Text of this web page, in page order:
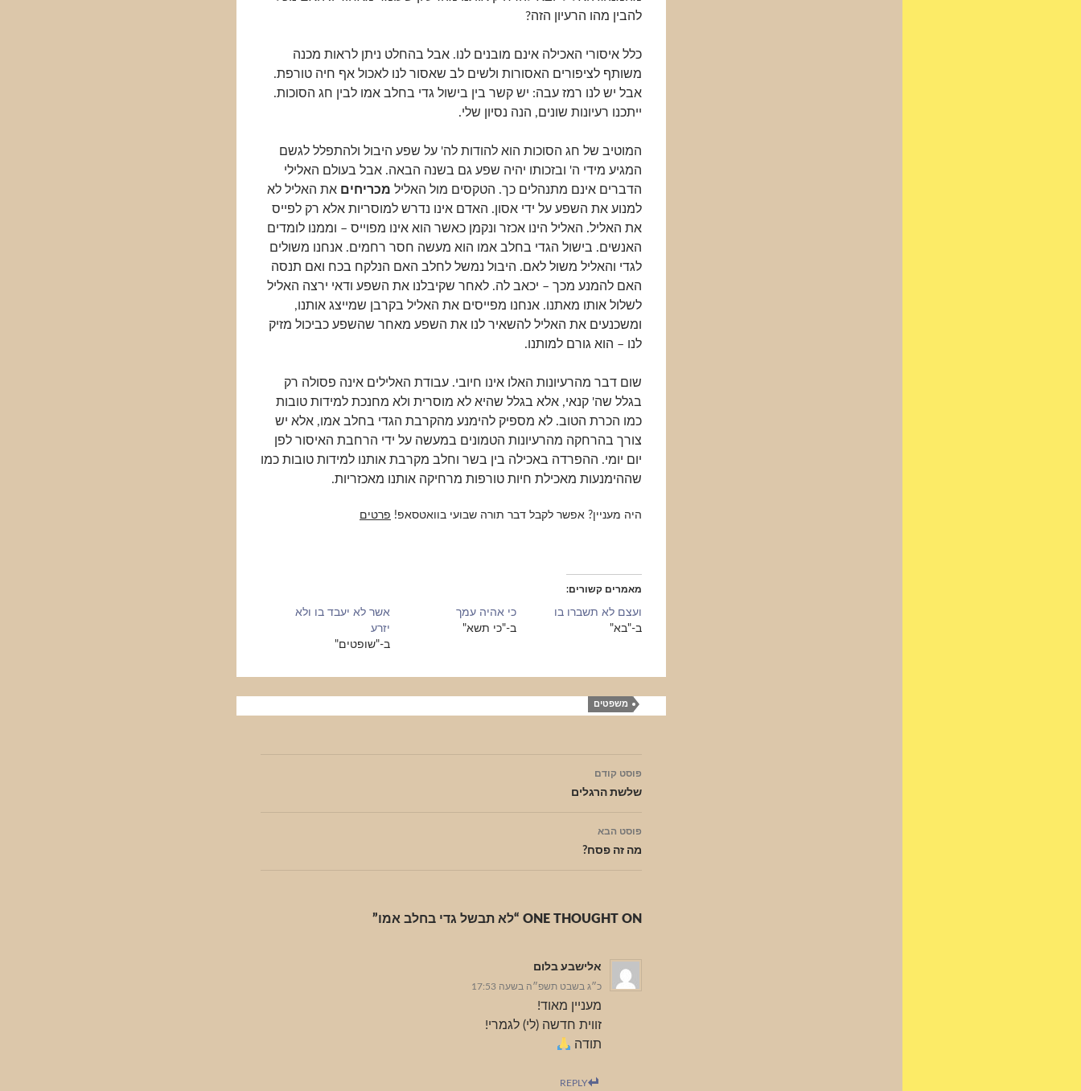
להבין מהו הרעיון הזה?
כלל איסורי האכילה אינם מובנים לנו. אבל בהחלט ניתן לראות מכנה
משותף לציפורים האסורות ולשים לב שאסור לנו לאכול אף חיה טורפת.
אבל יש לנו רמז עבה: יש קשר בין בישול גדי בחלב אמו לבין חג הסוכות.
ייתכנו רעיונות שונים, הנה נסיון שלי.
המוטיב של חג הסוכות הוא להודות לה' על שפע היבול ולהתפלל לגשם
המגיע מידי ה' ובזכותו יהיה שפע גם בשנה הבאה. אבל בעולם האלילי
הדברים אינם מתנהלים כך. הטקסים מול האליל מכריחים את האליל לא
למנוע את השפע על ידי אסון. האדם אינו נדרש למוסריות אלא רק לפייס
את האליל. האליל הינו אכזר ונקמן כאשר הוא אינו מפוייס – וממנו לומדים
האנשים. בישול הגדי בחלב אמו הוא מעשה חסר רחמים. אנחנו משולים
לגדי והאליל משול לאם. היבול נמשל לחלב האם הנלקח בכח ואם תנסה
האם להמנע מכך – יכאב לה. לאחר שקיבלנו את השפע ודאי ירצה האליל
לשלול אותו מאתנו. אנחנו מפייסים את האליל בקרבן שמייצג אותנו,
ומשכנעים את האליל להשאיר לנו את השפע מאחר שהשפע כביכול מזיק
לנו – הוא גורם למותנו.
שום דבר מהרעיונות האלו אינו חיובי. עבודת האלילים אינה פסולה רק
בגלל שה' קנאי, אלא בגלל שהיא לא מוסרית ולא מחנכת למידות טובות
כמו הכרת הטוב. לא מספיק להימנע מהקרבת הגדי בחלב אמו, אלא יש
צורך בהרחקה מהרעיונות הטמונים במעשה על ידי הרחבת האיסור לפן
יום יומי. ההפרדה באכילה בין בשר וחלב מקרבת אותנו למידות טובות כמו
שההימנעות מאכילת חיות טורפות מרחיקה אותנו מאכזריות.
היה מעניין? אפשר לקבל דבר תורה שבועי בוואטסאפ! פרטים
מאמרים קשורים
ועצם לא תשברו בו
ב-"בא"
כי אהיה עמך
ב-"כי תשא"
אשר לא יעבד בו ולא
יזרע
ב-"שופטים"
משפטים
ניווט
בפוסטים
פוסט קודם
שלשת הרגלים
פוסט הבא
מה זה פסח?
ONE THOUGHT ON “לא תבשל גדי בחלב אמו”
אלישבע בלום
כ״ג בשבט תשפ״ה בשעה 17:53
מעניין מאוד!
זווית חדשה (לי) לגמרי!
תודה
REPLY